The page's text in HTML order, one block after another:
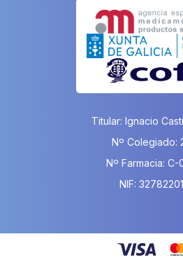
Titular: Ignacio
Nº Colegiado:
Nº Farmacia: C-
NIF: